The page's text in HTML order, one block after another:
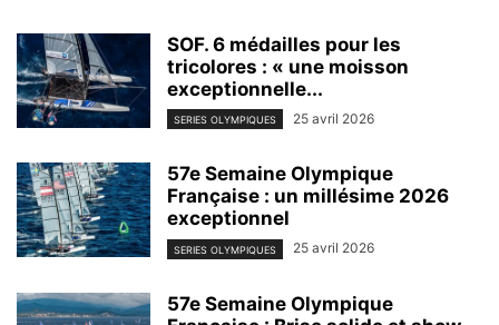
SOF. 6 médailles pour les
tricolores : « une moisson
exceptionnelle...
SERIES OLYMPIQUES 25 avril 2026
57e Semaine Olympique
Française : un millésime 2026
exceptionnel
SERIES OLYMPIQUES 25 avril 2026
57e Semaine Olympique